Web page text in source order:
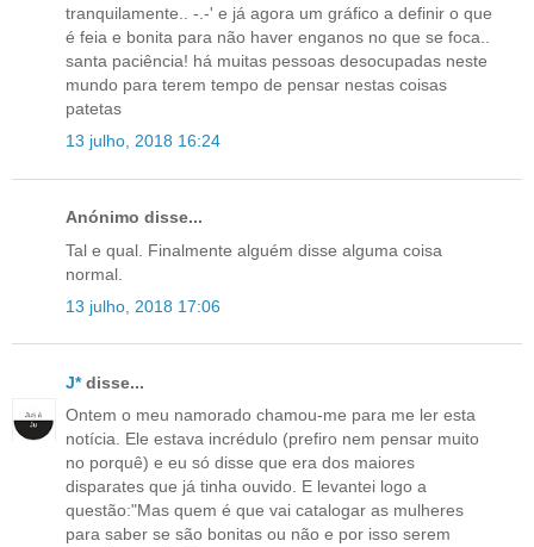
tranquilamente.. -.-' e já agora um gráfico a definir o que
é feia e bonita para não haver enganos no que se foca..
santa paciência! há muitas pessoas desocupadas neste
mundo para terem tempo de pensar nestas coisas
patetas
13 julho, 2018 16:24
Anónimo disse...
Tal e qual. Finalmente alguém disse alguma coisa
normal.
13 julho, 2018 17:06
J*disse...
Ontem o meu namorado chamou-me para me ler esta
notícia. Ele estava incrédulo (prefiro nem pensar muito
no porquê) e eu só disse que era dos maiores
disparates que já tinha ouvido. E levantei logo a
questão:"Mas quem é que vai catalogar as mulheres
para saber se são bonitas ou não e por isso serem